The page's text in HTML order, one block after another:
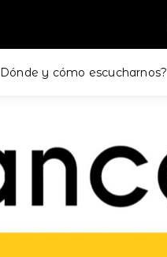
Dónde y cómo escucharnos?